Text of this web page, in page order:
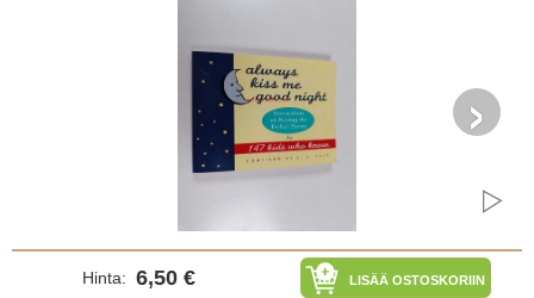
›
Hinta: 6,50 € LISÄÄ OSTOSKORIIN